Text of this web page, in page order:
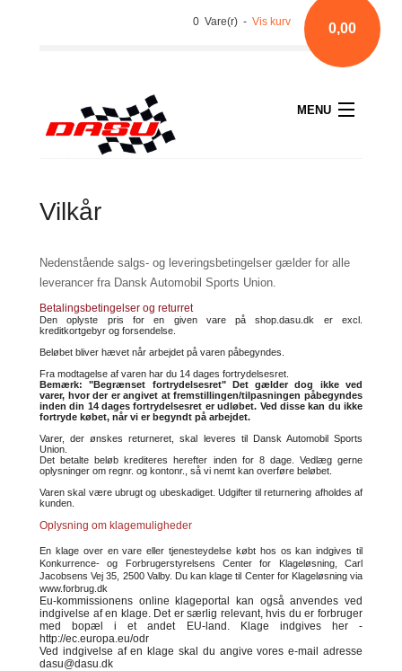
0 Vare(r) - Vis kurv 0,00
MENU
Vilkår
Nedenstående salgs- og leveringsbetingelser gælder for alle
leverancer fra Dansk Automobil Sports Union.
Betalingsbetingelser og returret
Den oplyste pris for en given vare på shop.dasu.dk er excl.
kreditkortgebyr og forsendelse.
Beløbet bliver hævet når arbejdet på varen påbegyndes.
Fra modtagelse af varen har du 14 dages fortrydelsesret.
Bemærk: "Begrænset fortrydelsesret" Det gælder dog ikke ved
varer, hvor der er angivet at fremstillingen/tilpasningen påbegyndes
inden din 14 dages fortrydelsesret er udløbet. Ved disse kan du ikke
fortryde købet, når vi er begyndt på arbejdet.
Varer, der ønskes returneret, skal leveres til Dansk Automobil Sports
Union.
Det betalte beløb krediteres herefter inden for 8 dage. Vedlæg gerne
oplysninger om regnr. og kontonr., så vi nemt kan overføre beløbet.
Varen skal være ubrugt og ubeskadiget. Udgifter til returnering afholdes af
kunden.
Oplysning om klagemuligheder
En klage over en vare eller tjenesteydelse købt hos os kan indgives til
Konkurrence- og Forbrugerstyrelsens Center for Klageløsning, Carl
Jacobsens Vej 35, 2500 Valby. Du kan klage til Center for Klageløsning via
www.forbrug.dk
Eu-kommissionens online klageportal kan også anvendes ved
indgivelse af en klage. Det er særlig relevant, hvis du er forbruger
med bopæl i et andet EU-land. Klage indgives her -
http://ec.europa.eu/odr
Ved indgivelse af en klage skal du angive vores e-mail adresse
dasu@dasu.dk